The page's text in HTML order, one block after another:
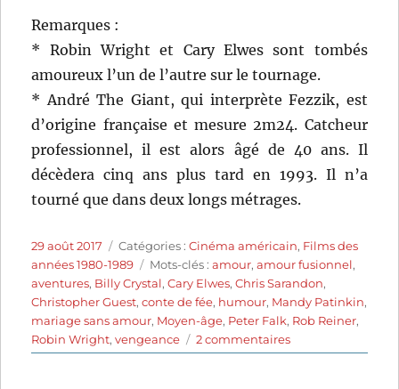
Remarques :
* Robin Wright et Cary Elwes sont tombés
amoureux l’un de l’autre sur le tournage.
* André The Giant, qui interprète Fezzik, est
d’origine française et mesure 2m24. Catcheur
professionnel, il est alors âgé de 40 ans. Il
décèdera cinq ans plus tard en 1993. Il n’a
tourné que dans deux longs métrages.
Publié
le
29 août 2017 Catégories
Catégories :Cinéma américain, Films des
années 1980-1989
Étiquettes
Mots-clés :amour,amour fusionnel,
aventures, Billy Crystal,Cary Elwes,Chris Sarandon,
Christopher Guest,conte de fée, humour, Mandy Patinkin,
mariage sans amour, Moyen-âge, Peter Falk, Rob Reiner,
Robin Wright,vengeance 2 commentairessur
Princess